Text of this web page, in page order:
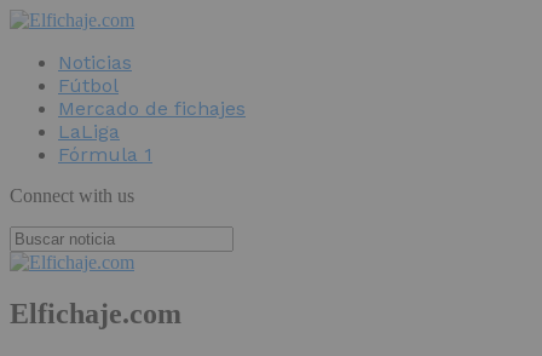
Noticias
Fútbol
Mercado de fichajes
LaLiga
Fórmula 1
Connect with us
Elfichaje.com